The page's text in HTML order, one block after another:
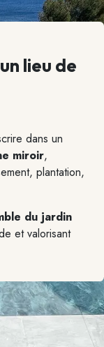
un lieu de
dans un
miroir,
plantation,
du jardin
et valorisant